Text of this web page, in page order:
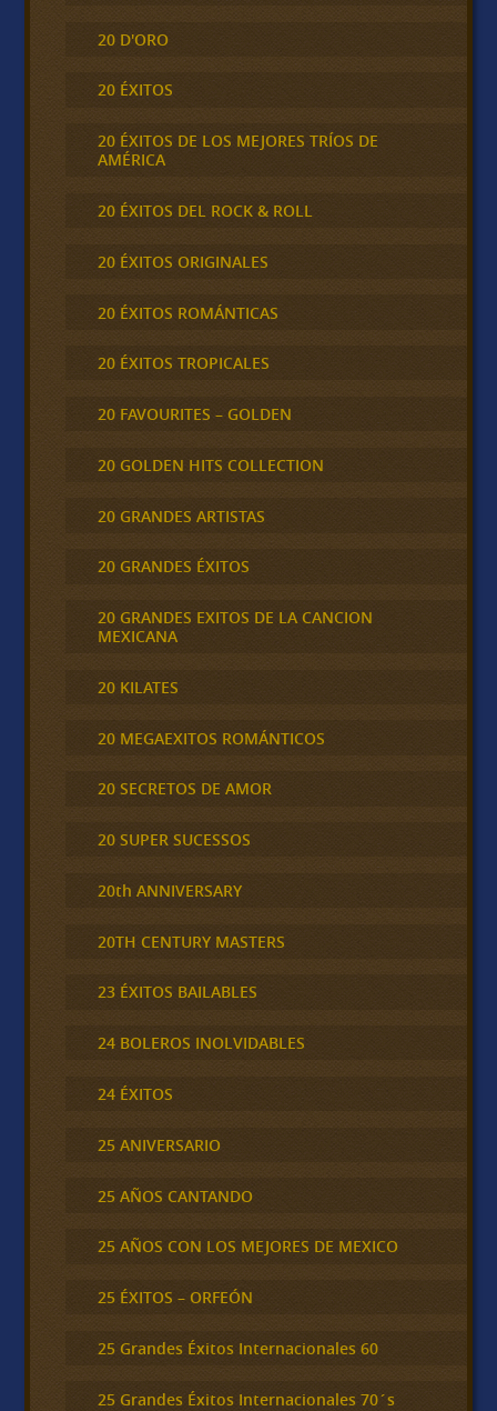
20 D'ORO
20 ÉXITOS
20 ÉXITOS DE LOS MEJORES TRÍOS DE
AMÉRICA
20 ÉXITOS DEL ROCK & ROLL
20 ÉXITOS ORIGINALES
20 ÉXITOS ROMÁNTICAS
20 ÉXITOS TROPICALES
20 FAVOURITES – GOLDEN
20 GOLDEN HITS COLLECTION
20 GRANDES ARTISTAS
20 GRANDES ÉXITOS
20 GRANDES EXITOS DE LA CANCION
MEXICANA
20 KILATES
20 MEGAEXITOS ROMÁNTICOS
20 SECRETOS DE AMOR
20 SUPER SUCESSOS
20th ANNIVERSARY
20TH CENTURY MASTERS
23 ÉXITOS BAILABLES
24 BOLEROS INOLVIDABLES
24 ÉXITOS
25 ANIVERSARIO
25 AÑOS CANTANDO
25 AÑOS CON LOS MEJORES DE MEXICO
25 ÉXITOS – ORFEÓN
25 Grandes Éxitos Internacionales 60
25 Grandes Éxitos Internacionales 70´s